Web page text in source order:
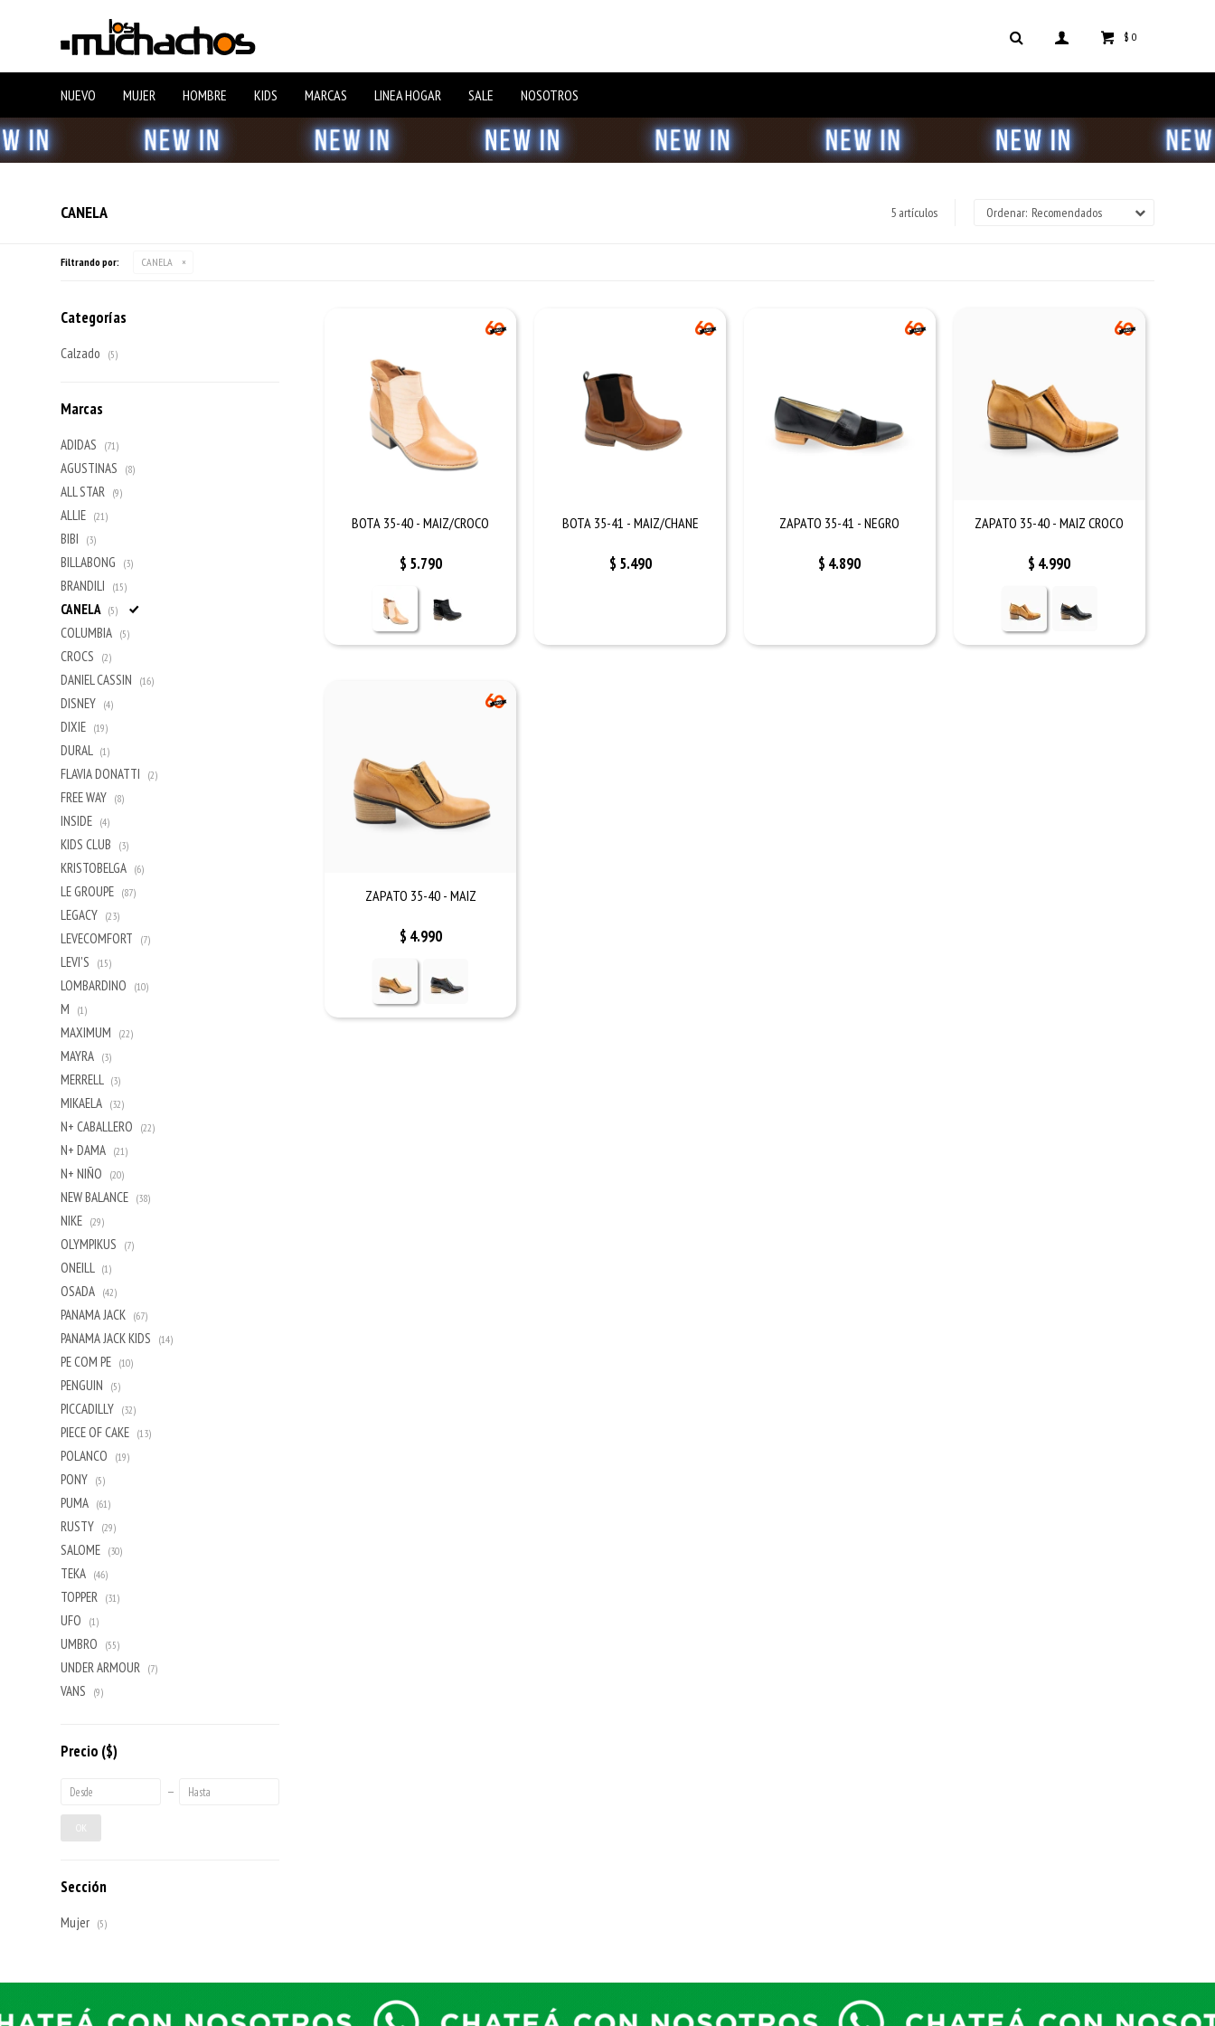
NUEVO MUJER HOMBRE KIDS MARCAS LINEA HOGAR SALE NOSOTROS
$ 0
CANELA 5 artículos Recomendados
Filtrando por: CANELA
BOTA 35-40 - MAIZ/CROCO
$ 5.790
BOTA 35-41 - MAIZ/CHANE
$ 5.490
ZAPATO 35-41 - NEGRO
$ 4.890
ZAPATO 35-40 - MAIZ CROCO
$ 4.990
ZAPATO 35-40 - MAIZ
$ 4.990
Categorías
Calzado (5)
Marcas
ADIDAS (71)
AGUSTINAS (8)
ALL STAR (9)
ALLIE (21)
BIBI (3)
BILLABONG (3)
BRANDILI (15)
CANELA (5)
COLUMBIA (5)
CROCS (2)
DANIEL CASSIN (16)
DISNEY (4)
DIXIE (19)
DURAL (1)
FLAVIA DONATTI (2)
FREE WAY (8)
INSIDE (4)
KIDS CLUB (3)
KRISTOBELGA (6)
LE GROUPE (87)
LEGACY (23)
LEVECOMFORT (7)
LEVI'S (15)
LOMBARDINO (10)
M (1)
MAXIMUM (22)
MAYRA (3)
MERRELL (3)
MIKAELA (32)
N+ CABALLERO (22)
N+ DAMA (21)
N+ NIÑO (20)
NEW BALANCE (38)
NIKE (29)
OLYMPIKUS (7)
ONEILL (1)
OSADA (42)
PANAMA JACK (67)
PANAMA JACK KIDS (14)
PE COM PE (10)
PENGUIN (5)
PICCADILLY (32)
PIECE OF CAKE (13)
POLANCO (19)
PONY (5)
PUMA (61)
RUSTY (29)
SALOME (30)
TEKA (46)
TOPPER (31)
UFO (1)
UMBRO (55)
UNDER ARMOUR (7)
VANS (9)
Precio ($)
OK
Sección
Mujer (5)